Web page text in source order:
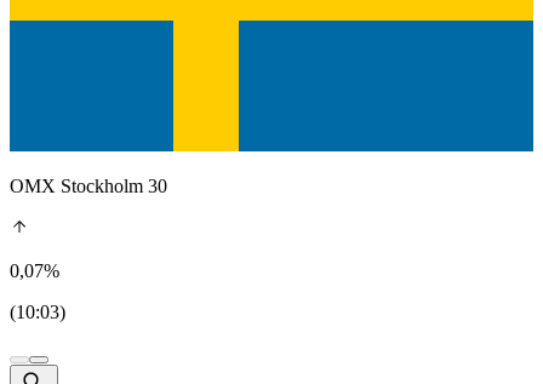
OMX Stockholm 30
0,07%
(10:03)